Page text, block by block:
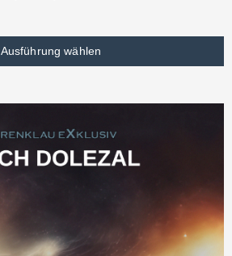
Ausführung wählen